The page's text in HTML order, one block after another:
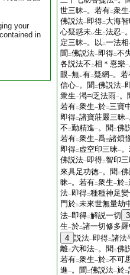
your
in
一
世三昧一。若有二衆生
佛説法一即得二 大海
心疑惑未レ生 二法忍一
定三昧一。以 二一法相
聞 二佛説法一即得二不
各説法不 二相＊憙樂一
眼一無レ有二 疑網一。若
信心一。聞 二佛説法一
衆生一渇 乏法雨一。
若有二衆生一於二三寶
即得二諸寶莊嚴三昧一
不 二勤精進一。聞 二佛
若有二衆生一爲三諸煩
即得二 虚空印三昧一
佛説法一即得二智印
來具足功徳一。聞 二
昧一。若有二衆生一於二
法一即得二種種神足
門於二未來世無量劫
法一即得二解説一切 3
生一於二諸一切修多
4 説法一即得二諸法
離二六和法一。聞 二佛
若有二衆生一於二不可
進一。聞 二佛説法一於二